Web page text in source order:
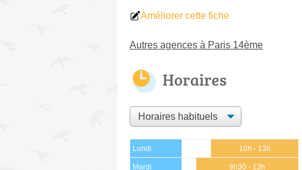
Améliorer cette fiche
Autres agences à Paris 14ème
Horaires
Lundi 10h - 13h
Mardi 9h30 - 13h